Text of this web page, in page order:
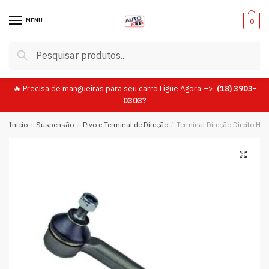
MENU
Pesquisar
por:
Pesquisar
0
🔥 Precisa de mangueiras para seu carro Ligue Agora –> (18) 3903-
0303?
Início / Suspensão / Pivo e Terminal de Direção / Terminal Direção Direito
🔍